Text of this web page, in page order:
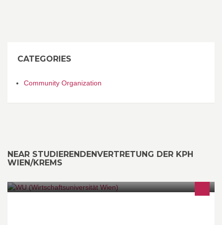
CATEGORIES
Community Organization
NEAR STUDIERENDENVERTRETUNG DER KPH
WIEN/KREMS